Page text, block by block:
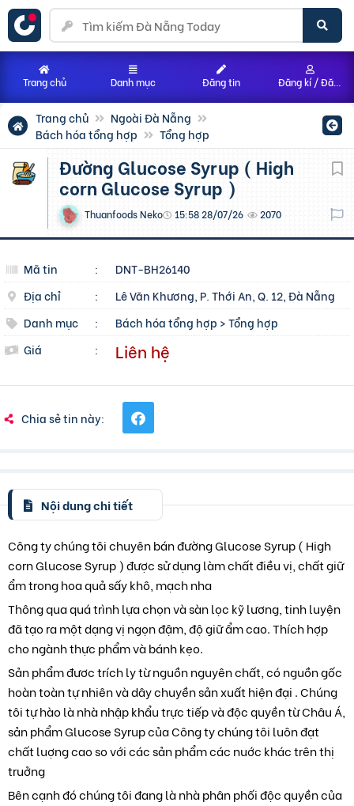
Trang chủ
Ngoài Đà Nẵng
Bách hóa tổng hợp
Tổng hợp
đường Glucose Syrup ( High
corn Glucose Syrup )
Thuanfoods Neko 15:58 28/07/26 2070
Mã tin :
DNT-BH26140
Địa chỉ
:
Lê Văn Khương, P. Thới An, Q. 12, Đà Nẵng
Danh mục
: Bách hóa tổng hợp >Tổng hợp
Giá
: Liên hệ
Chia sẻ tin này:
Nội dung chi tiết
Công ty chúng tôi chuyên bán đường Glucose Syrup ( High
corn Glucose Syrup ) được sử dụng làm chất điều vị, chất giữ
ẩm trong hoa quả sấy khô, mạch nha
Thông qua quá trình lựa chọn và sàn lọc kỹ lương, tinh luyện
đã tạo ra một dạng vị ngọn đậm, độ giữ ẩm cao. Thích hợp
cho ngành thực phẩm và bánh kẹo.
Sản phẩm đươc trích ly từ nguồn nguyên chất, có nguồn gốc
hoàn toàn tự nhiên và dây chuyền sản xuất hiện đại . Chúng
tôi tự hào là nhà nhập khẩu trực tiếp và độc quyền từ Châu Á,
sản phẩm Glucose Syrup của Công ty chúng tôi luôn đạt
chất luợng cao so với các sản phẩm các nuớc khác trên thị
truởng
Bên cạnh đó chúng tôi đang là nhà phân phối độc quyền của
Trang chủ Danh mục Đăng tin